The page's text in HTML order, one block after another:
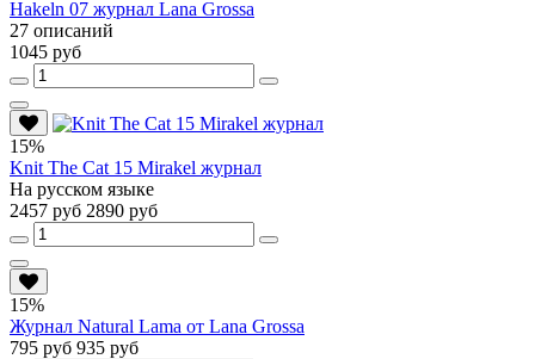
Hakeln 07 журнал Lana Grossa
27 описаний
1045 руб
15%
Knit The Cat 15 Mirakel журнал
На русском языке
2457 руб 2890 руб
15%
Журнал Natural Lama от Lana Grossa
795 руб 935 руб